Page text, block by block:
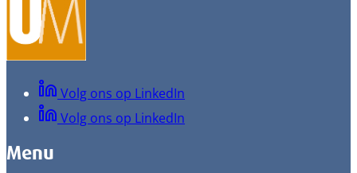
Volg ons op LinkedIn
Volg ons op LinkedIn
Menu